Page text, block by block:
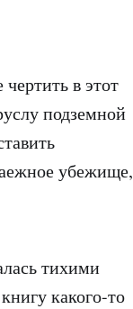
в этот
подземной
убежище,
тихими
какого-то